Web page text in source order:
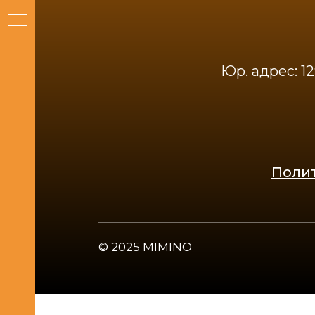
© 2025 MIMINO
Юр. адрес: